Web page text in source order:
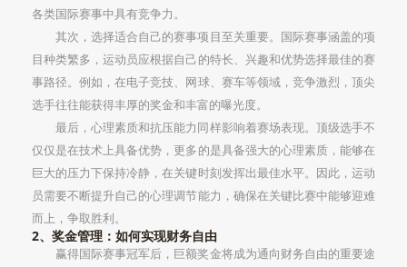
各类国际赛事中具有竞争力。
其次，选择适合自己的赛事项目至关重要。国际赛事涵盖的项
目种类繁多，运动员应根据自己的特长、兴趣和优势选择最佳的赛
事路径。例如，在电子竞技、网球、赛车等领域，竞争激烈，顶尖
选手往往能获得丰厚的奖金和丰富的曝光度。
最后，心理素质和抗压能力同样影响着赛场表现。顶级选手不
仅仅是在技术上具备优势，更多的是具备强大的心理素质，能够在
巨大的压力下保持冷静，在关键时刻发挥出最佳水平。因此，运动
员需要不断提升自己的心理调节能力，确保在关键比赛中能够迎难
而上，争取胜利。
2、奖金管理：如何实现财务自由
赢得国际赛事冠军后，巨额奖金将成为通向财务自由的重要途